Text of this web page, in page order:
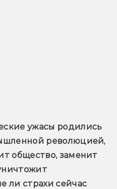
ужасы родились
революцией,
общество, заменит
ли страхи сейчас